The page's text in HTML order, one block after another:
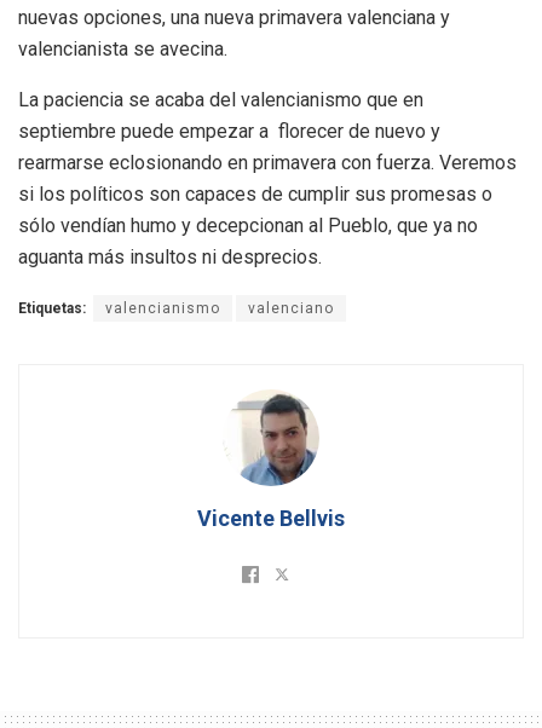
nuevas opciones, una nueva primavera valenciana y
valencianista se avecina.
La paciencia se acaba del valencianismo que en
septiembre puede empezar a florecer de nuevo y
rearmarse eclosionando en primavera con fuerza. Veremos
si los políticos son capaces de cumplir sus promesas o
sólo vendían humo y decepcionan al Pueblo, que ya no
aguanta más insultos ni desprecios.
Etiquetas: valencianismo valenciano
Vicente Bellvis